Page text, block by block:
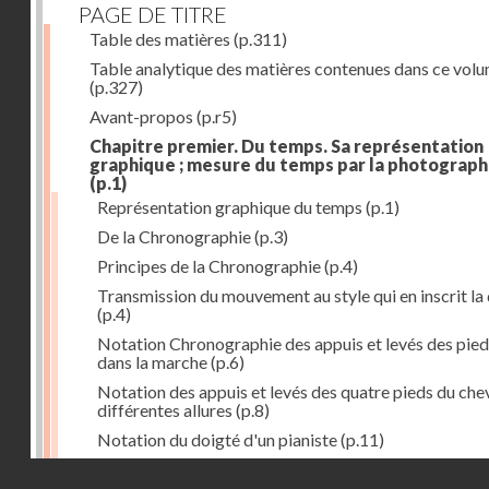
PAGE DE TITRE
Table des matières (p.311)
Table analytique des matières contenues dans ce
(p.327)
Avant-propos (p.r5)
Chapitre premier. Du temps. Sa représentation
graphique ; mesure du temps par la
(p.1)
Représentation graphique du temps (p.1)
De la Chronographie(p.3)
Principes de la Chronographie(p.4)
Transmission du mouvement au style qui en inscrit la
(p.4)
Notation Chronographie des appuis et levés des
dans la marche(p.6)
Notation des appuis et levés des quatre pieds du
différentes allures (p.8)
Notation du doigté d'un pianiste(p.11)